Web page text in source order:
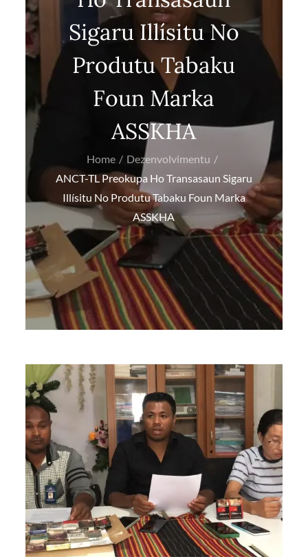
Sigaru Illísitu No
Produtu Tabaku
Foun Marka
ASSKHA
Home
Dezenvolvimentu
ANCT-TL Preokupa Ho Transasaun Sigaru
Illísitu No Produtu Tabaku Foun Marka
ASSKHA